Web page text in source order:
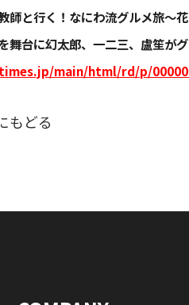
師と行く！なにわ流グルメ旅～花
舞台に幻太郎、一二三、盧笙が
main/html/rd/p/
もどる